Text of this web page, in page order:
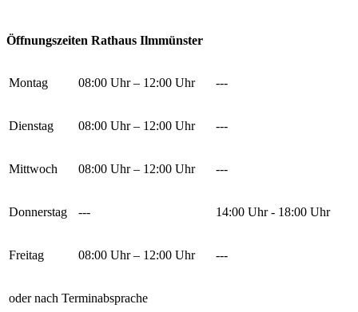
Öffnungszeiten Rathaus Ilmmünster
Montag 08:00 Uhr – 12:00 Uhr ---
Dienstag 08:00 Uhr – 12:00 Uhr ---
Mittwoch 08:00 Uhr – 12:00 Uhr ---
Donnerstag --- 14:00 Uhr - 18:00 Uhr
Freitag 08:00 Uhr – 12:00 Uhr ---
oder nach Terminabsprache